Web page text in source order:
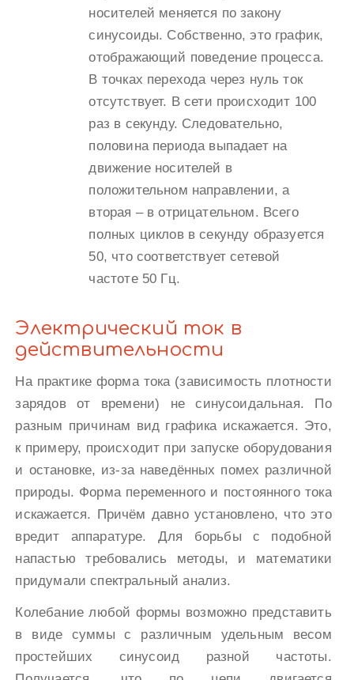
носителей меняется по закону
синусоиды. Собственно, это график,
отображающий поведение процесса.
В точках перехода через нуль ток
отсутствует. В сети происходит 100
раз в секунду. Следовательно,
половина периода выпадает на
движение носителей в
положительном направлении, а
вторая – в отрицательном. Всего
полных циклов в секунду образуется
50, что соответствует сетевой
частоте 50 Гц.
Электрический ток в
действительности
На практике форма тока (зависимость плотности
зарядов от времени) не синусоидальная. По
разным причинам вид графика искажается. Это,
к примеру, происходит при запуске оборудования
и остановке, из-за наведённых помех различной
природы. Форма переменного и постоянного тока
искажается. Причём давно установлено, что это
вредит аппаратуре. Для борьбы с подобной
напастью требовались методы, и математики
придумали спектральный анализ.
Колебание любой формы возможно представить
в виде суммы с различным удельным весом
простейших синусоид разной частоты.